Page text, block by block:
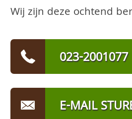
Wij zijn deze ochtend
023-2001077
E-MAIL